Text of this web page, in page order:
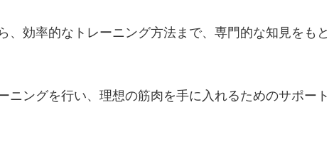
、効率的なトレーニング方法まで、専門的な知見をもと
ニングを行い、理想の筋肉を手に入れるためのサポート